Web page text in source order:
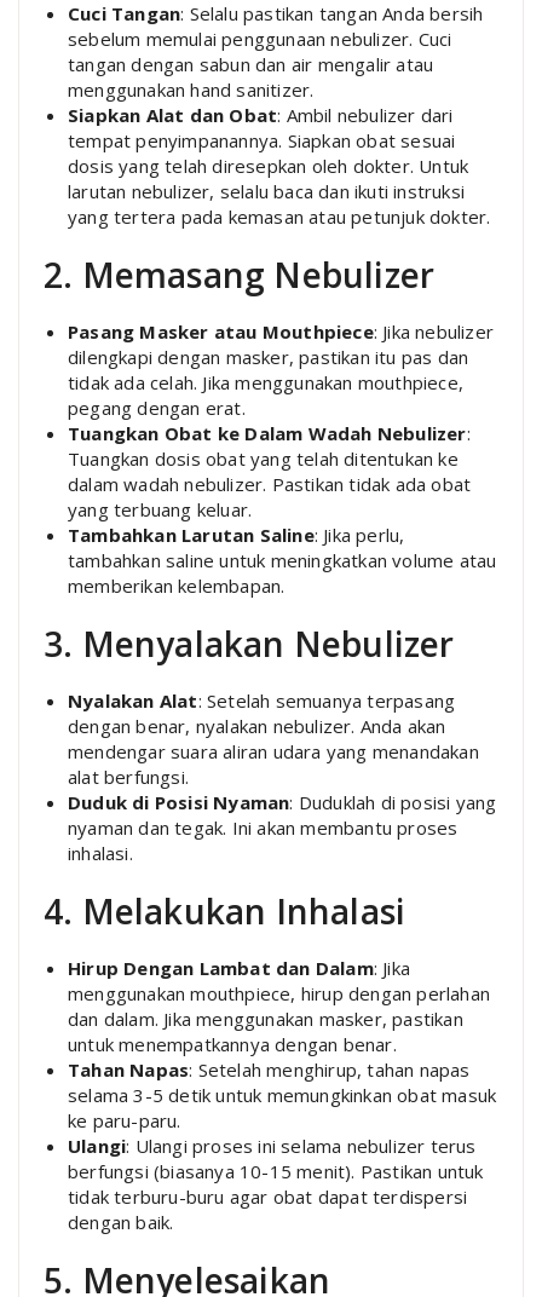
Cuci Tangan: Selalu pastikan tangan Anda bersih
sebelum memulai penggunaan nebulizer. Cuci
tangan dengan sabun dan air mengalir atau
menggunakan hand sanitizer.
Siapkan Alat dan Obat: Ambil nebulizer dari
tempat penyimpanannya. Siapkan obat sesuai
dosis yang telah diresepkan oleh dokter. Untuk
larutan nebulizer, selalu baca dan ikuti instruksi
yang tertera pada kemasan atau petunjuk dokter.
2. Memasang Nebulizer
Pasang Masker atau Mouthpiece: Jika nebulizer
dilengkapi dengan masker, pastikan itu pas dan
tidak ada celah. Jika menggunakan mouthpiece,
pegang dengan erat.
Tuangkan Obat ke Dalam Wadah Nebulizer:
Tuangkan dosis obat yang telah ditentukan ke
dalam wadah nebulizer. Pastikan tidak ada obat
yang terbuang keluar.
Tambahkan Larutan Saline: Jika perlu,
tambahkan saline untuk meningkatkan volume atau
memberikan kelembapan.
3. Menyalakan Nebulizer
Nyalakan Alat: Setelah semuanya terpasang
dengan benar, nyalakan nebulizer. Anda akan
mendengar suara aliran udara yang menandakan
alat berfungsi.
Duduk di Posisi Nyaman: Duduklah di posisi yang
nyaman dan tegak. Ini akan membantu proses
inhalasi.
4. Melakukan Inhalasi
Hirup Dengan Lambat dan Dalam: Jika
menggunakan mouthpiece, hirup dengan perlahan
dan dalam. Jika menggunakan masker, pastikan
untuk menempatkannya dengan benar.
Tahan Napas: Setelah menghirup, tahan napas
selama 3-5 detik untuk memungkinkan obat masuk
ke paru-paru.
Ulangi: Ulangi proses ini selama nebulizer terus
berfungsi (biasanya 10-15 menit). Pastikan untuk
tidak terburu-buru agar obat dapat terdispersi
dengan baik.
5. Menyelesaikan